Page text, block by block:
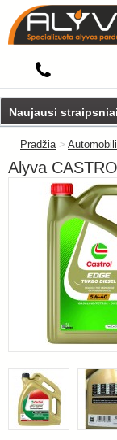
Naujausi straipsniai
Pradžia>
Alyva